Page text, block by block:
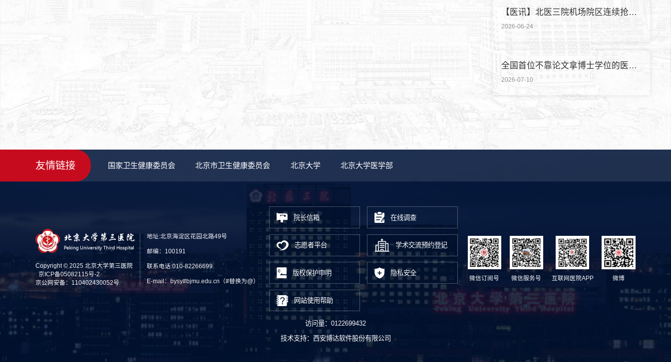
【医讯】北医三院机场院区连续抢救两名致死性肺栓塞外籍旅客
2026-06-24
全国首位不靠论文拿博士学位的医学领域研究生通过答辩
2026-07-10
友情链接 国家卫生健康委员会 北京市卫生健康委员会 北京大学 北京大学医学部
Copyright © 2025 北京大学第三医院
京ICP备05082115号-2
京公网安备：110402430052号
地址:北京海淀区花园北路49号
邮编：100191
联系电话:010-82266699
E-mail：bysy#bjmu.edu.cn（#替换为@）
院长信箱 在线调查
志愿者平台 学术交流预约登记
版权保护申明 隐私安全
网站使用帮助
微信订阅号 微信服务号 互联网医院APP 微博
访问量： 0122699432
技术支持： 西安博达软件股份有限公司